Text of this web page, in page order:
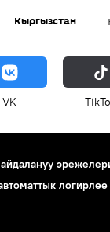
Кыргызстан
VK
логирлөө